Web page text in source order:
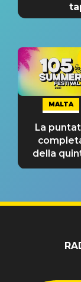
MALTA
La
della
tappa